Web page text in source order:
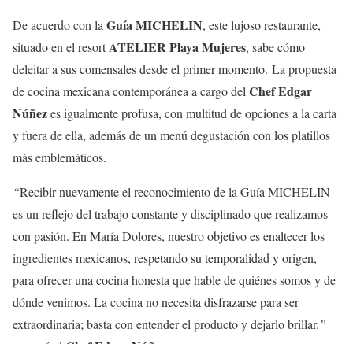
De acuerdo con la Guía MICHELIN, este lujoso restaurante,
situado en el resortATELIER Playa Mujeres, sabe cómo
deleitar a sus comensales desde el primer momento. La propuesta
de cocina mexicana contemporánea a cargo del Chef Edgar
Núñezes igualmente profusa, con multitud de opciones a la carta
y fuera de ella, además de un menú degustación con los platillos
más emblemáticos.
“Recibir nuevamente el reconocimiento de la Guía MICHELIN
es un reflejo del trabajo constante y disciplinado que realizamos
con pasión. En María Dolores, nuestro objetivo es enaltecer los
ingredientes mexicanos, respetando su temporalidad y origen,
para ofrecer una cocina honesta que hable de quiénes somos y de
dónde venimos. La cocina no necesita disfrazarse para ser
extraordinaria; basta con entender el producto y dejarlo brillar.”